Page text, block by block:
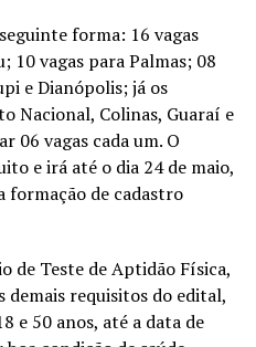
forma: 16 vagas
vagas para Palmas; 08
e Dianópolis; já os
Nacional, Colinas, Guaraí e
06 vagas cada um. O
e irá até o dia 24 de maio,
formação de cadastro
de Teste de Aptidão Física,
requisitos do edital,
e 50 anos, até a data de